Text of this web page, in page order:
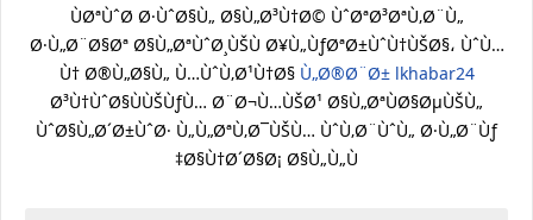
ÙØªÙˆØ­ Ø·ÙˆØ§Ù„ Ø§Ù„Ø³Ù†Ø© ÙˆØªØ³ØªÙ‚Ø¨Ù„
Ø·Ù„Ø¨Ø§Øª Ø§Ù„ØªÙˆØ¸ÙŠÙ Ø¥Ù„ÙƒØªØ±ÙˆÙ†ÙŠØ§، ÙˆÙ…
Ù† Ø®Ù„Ø§Ù„ Ù…ÙˆÙ‚Ø¹Ù†Ø§ Ù„Ø®Ø¨Ø± lkhabar24
Ø³Ù†ÙˆØ§ÙÙŠÙƒÙ… Ø¨Ø¬Ù…ÙŠØ¹ Ø§Ù„ØªÙØ§ØµÙŠÙ„
ÙˆØ§Ù„Ø´Ø±ÙˆØ· Ù„Ù„ØªÙ‚Ø¯ÙŠÙ… ÙˆÙ‚Ø¨ÙˆÙ„ Ø·Ù„Ø¨Ùƒ
Ø§Ù†Ø´Ø§Ø¡ Ø§Ù„Ù„Ù‡